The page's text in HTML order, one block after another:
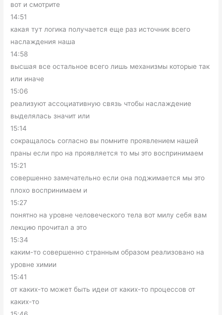
вот и смотрите
14:51
какая тут логика получается еще раз источник всего
наслаждения наша
14:58
высшая все остальное всего лишь механизмы которые так
или иначе
15:06
реализуют ассоциативную связь чтобы наслаждение
выделялась значит или
15:14
сокращалось согласно вы помните проявлением нашей
праны если про на проявляется то мы это воспринимаем
15:21
совершенно замечательно если она поджимается мы это
плохо воспринимаем и
15:27
понятно на уровне человеческого тела вот милу себя вам
лекцию прочитал а это
15:34
каким-то совершенно странным образом реализовано на
уровне химии
15:41
от каких-то может быть идеи от каких-то процессов от
каких-то